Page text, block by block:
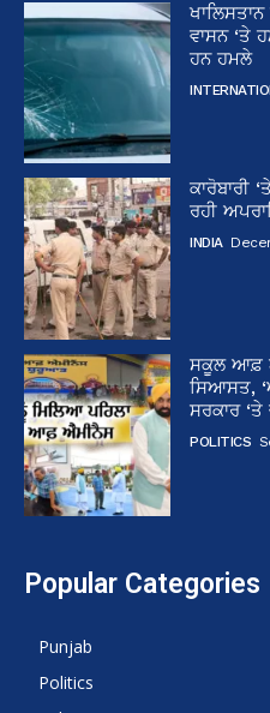
ਵਾਸਨ ‘ਤੇ
ਹਨ ਹਮਲੇ
ਕਾਰੋਬਾਰੀ
ਰਹੀ
INDIA
ਸਕੂਲ ਆਫ਼
ਸਿਆਸਤ,
ਸਰਕਾਰ
POLITICS
Popular Categories
Punjab
Politics